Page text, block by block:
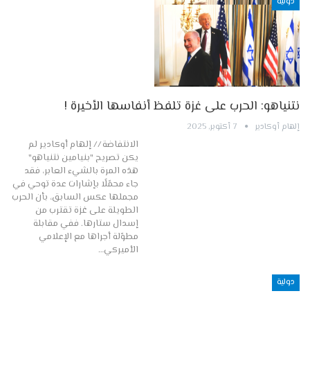
نتنياهو: الحرب على غزة تلفظ أنفاسها الأخيرة !
إلهام أوكادير 7 أكتوبر, 2025
الانتفاضة // إلهام أوكادير لم
يكن تصريح "بنيامين نتنياهو"
هذه المرة بالشيء العابر، فقد
جاء محمّلًا بإشارات عدة توحي في
مجملها عكس السابق، بأن الحرب
الطويلة على غزة تقترب من
إسدال ستارها. ففي مقابلة
مطوّلة أجراها مع الإعلامي
الأميركي…
دولية